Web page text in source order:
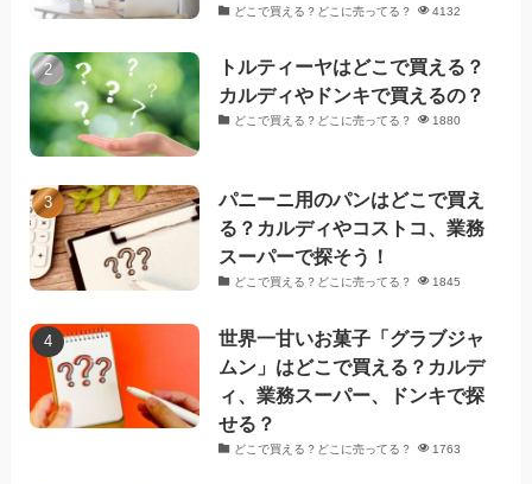
どこで買える？どこに売ってる？ 4132
トルティーヤはどこで買える？
カルディやドンキで買えるの？
どこで買える？どこに売ってる？ 1880
パニーニ用のパンはどこで買え
る？カルディやコストコ、業務
スーパーで探そう！
どこで買える？どこに売ってる？ 1845
世界一甘いお菓子「グラブジャ
ムン」はどこで買える？カルデ
ィ、業務スーパー、ドンキで探
せる？
どこで買える？どこに売ってる？ 1763